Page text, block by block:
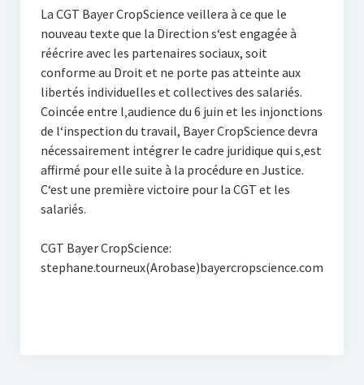
La CGT Bayer CropScience veillera à ce que le
nouveau texte que la Direction s‘est engagée à
réécrire avec les partenaires sociaux, soit
conforme au Droit et ne porte pas atteinte aux
libertés individuelles et collectives des salariés.
Coincée entre l‚audience du 6 juin et les injonctions
de l‘inspection du travail, Bayer CropScience devra
nécessairement intégrer le cadre juridique qui s‚est
affirmé pour elle suite à la procédure en Justice.
C‘est une première victoire pour la CGT et les
salariés.
CGT Bayer CropScience:
stephane.tourneux(Arobase)bayercropscience.com